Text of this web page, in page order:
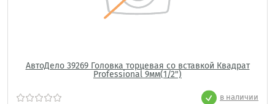
АвтоДело 39269 Головка торцевая со вставкой Квадрат
Professional 9мм(1/2")
в наличии